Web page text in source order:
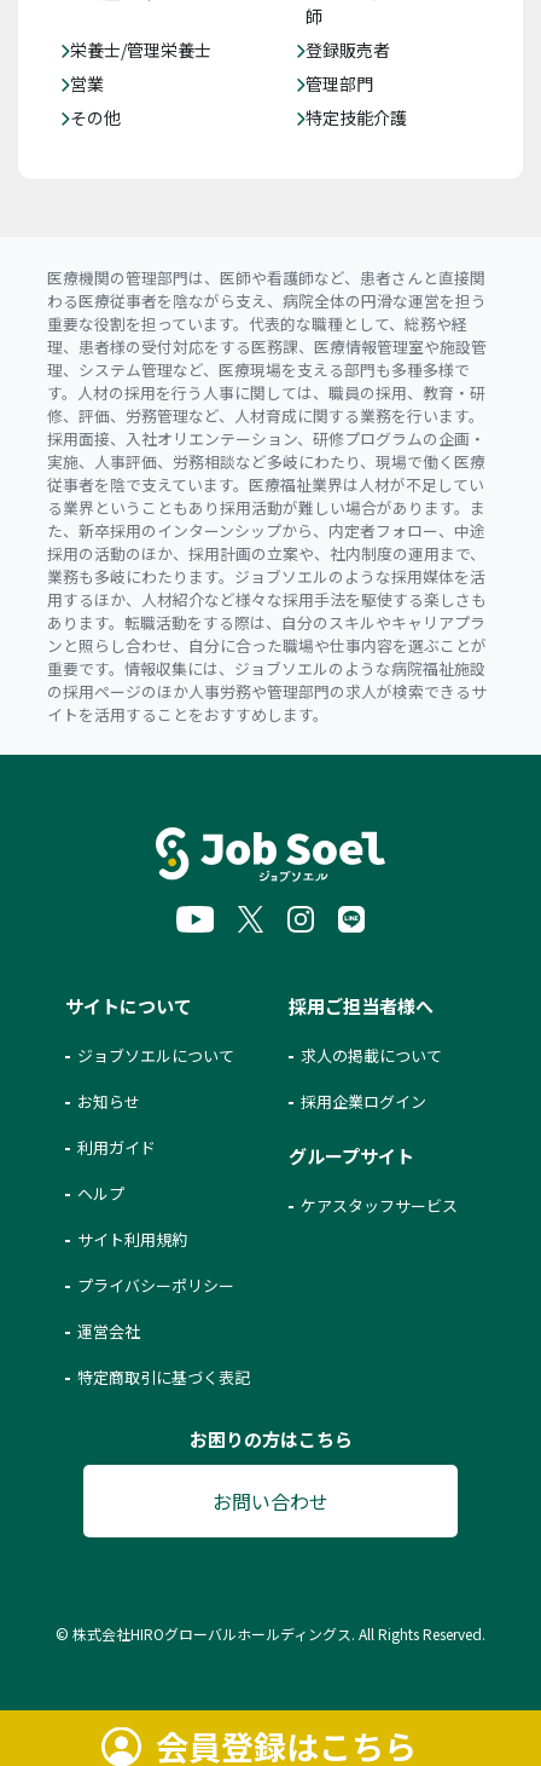
師
栄養士/管理栄養士
登録販売者
営業
管理部門
その他
特定技能介護
医療機関の管理部門は、医師や看護師など、患者さんと直接関
わる医療従事者を陰ながら支え、病院全体の円滑な運営を担う
重要な役割を担っています。代表的な職種として、総務や経
理、患者様の受付対応をする医務課、医療情報管理室や施設管
理、システム管理など、医療現場を支える部門も多種多様で
す。人材の採用を行う人事に関しては、職員の採用、教育・研
修、評価、労務管理など、人材育成に関する業務を行います。
採用面接、入社オリエンテーション、研修プログラムの企画・
実施、人事評価、労務相談など多岐にわたり、現場で働く医療
従事者を陰で支えています。医療福祉業界は人材が不足してい
る業界ということもあり採用活動が難しい場合があります。ま
た、新卒採用のインターンシップから、内定者フォロー、中途
採用の活動のほか、採用計画の立案や、社内制度の運用まで、
業務も多岐にわたります。ジョブソエルのような採用媒体を活
用するほか、人材紹介など様々な採用手法を駆使する楽しさも
あります。転職活動をする際は、自分のスキルやキャリアプラ
ンと照らし合わせ、自分に合った職場や仕事内容を選ぶことが
重要です。情報収集には、ジョブソエルのような病院福祉施設
の採用ページのほか人事労務や管理部門の求人が検索できるサ
イトを活用することをおすすめします。
会員登録はこちら
サイトについて
ジョブソエルについて
お知らせ
利用ガイド
ヘルプ
サイト利用規約
プライバシーポリシー
運営会社
特定商取引に基づく表記
採用ご担当者様へ
求人の掲載について
採用企業ログイン
グループサイト
ケアスタッフサービス
お困りの方はこちら
お問い合わせ
© 株式会社HIROグローバルホールディングス. All Rights Reserved.